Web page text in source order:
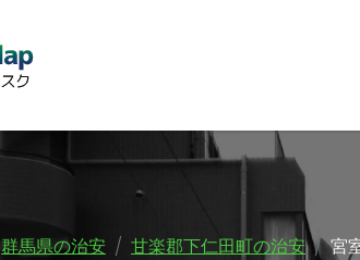
群馬県の治安 甘楽郡下仁田町の治安 宮